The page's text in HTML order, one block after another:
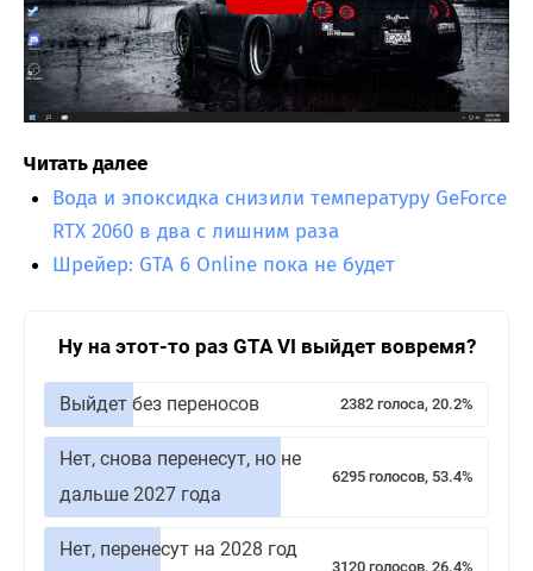
Читать далее
Вода и эпоксидка снизили температуру GeForce
RTX 2060 в два с лишним раза
Шрейер: GTA 6 Online пока не будет
Ну на этот-то раз GTA VI выйдет вовремя?
Выйдет без переносов 2382 голоса, 20.2%
Нет, снова перенесут, но не
дальше 2027 года
6295 голосов, 53.4%
Нет, перенесут на 2028 год
3120 голосов, 26.4%